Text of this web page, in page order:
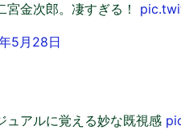
金次郎。凄すぎる！
5月28日
ュアルに覚える妙な既視感